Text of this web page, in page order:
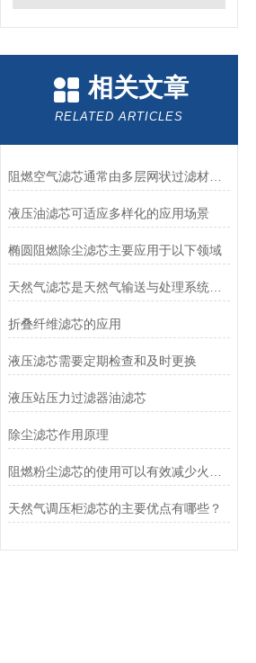
相关文章
RELATED ARTICLES
阻燃空气滤芯通常由多层网状过滤材料组成
液压油滤芯可适应多样化的应用场景
椭圆阻燃除尘滤芯主要应用于以下领域
天然气滤芯是天然气输送与处理系统中的关键组件
折叠纤维滤芯的应用
液压滤芯需要定期检查和及时更换
液压站压力过滤器油滤芯
除尘滤芯作用原理
天然气调压柜滤芯的主要优点有哪些？